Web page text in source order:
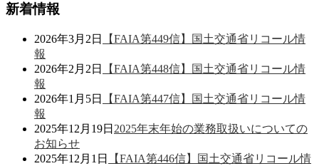
新着情報
2026年3月2日
【FAIA第449信】国土交通省リコール情
報
2026年2月2日
【FAIA第448信】国土交通省リコール情
報
2026年1月5日
【FAIA第447信】国土交通省リコール情
報
2025年12月19日 2025年末年始の業務取扱いについての
お知らせ
2025年12月1日
【FAIA第446信】国土交通省リコール情